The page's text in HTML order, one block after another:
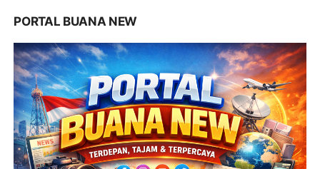
PORTAL BUANA NEW